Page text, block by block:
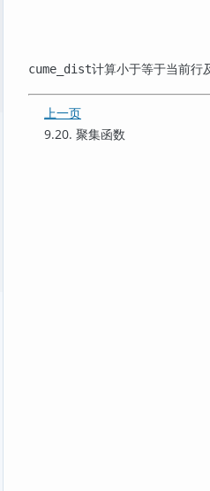
cume_dist计算小于等于当前行
上一页
9.20. 聚集函数